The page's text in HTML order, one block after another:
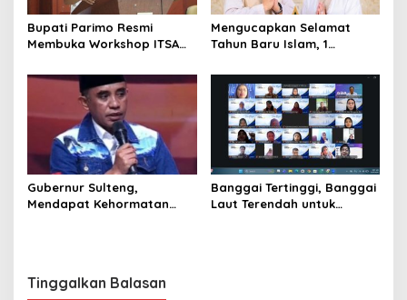
Bupati Parimo Resmi
Membuka Workshop ITSA
Pemda 2026
Mengucapkan Selamat
Tahun Baru Islam, 1
Gubernur Sulteng,
Mendapat Kehormatan
Banggai Tertinggi, Banggai
Laut Terendah untuk
Tinggalkan Balasan